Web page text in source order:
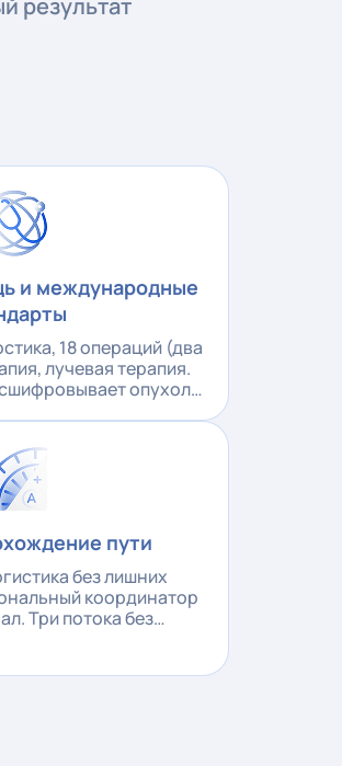
результат
и международные
18 операций (два
лучевая терапия.
опухоль
пути
без лишних
координатор
Три потока без